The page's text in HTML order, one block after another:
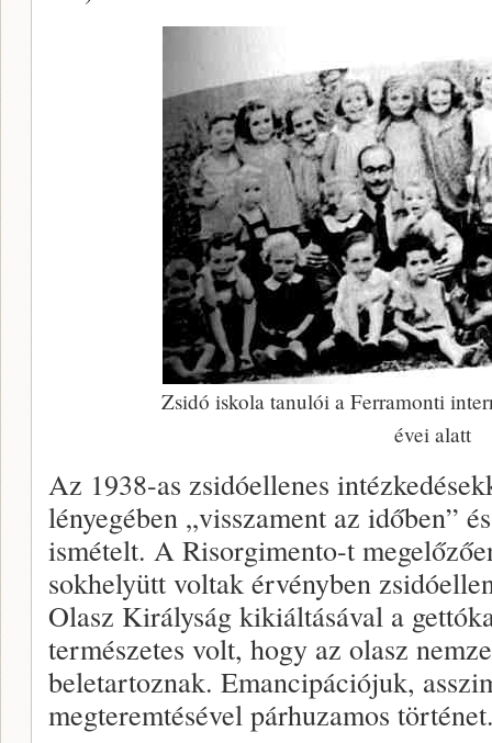
Zsidó iskola tanulói a Ferramonti
évei alatt
Az 1938-as zsidóellenes
lényegében „visszament az időben”
ismételt. A Risorgimento-t
sokhelyütt voltak érvényben
Olasz Királyság kikiáltásával a
természetes volt, hogy az olasz
beletartoznak. Emancipációjuk,
megteremtésével párhuzamos